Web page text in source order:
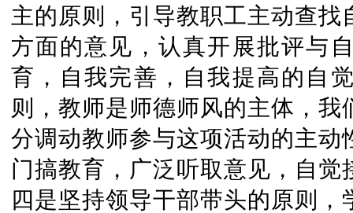
主的原则，引导教职工主动查
方面的意见，认真开展批评与
育，自我完善，自我提高的自
则，教师是师德师风的主体，
分调动教师参与这项活动的主
门搞教育，广泛听取意见，自
四是坚持领导干部带头的原则